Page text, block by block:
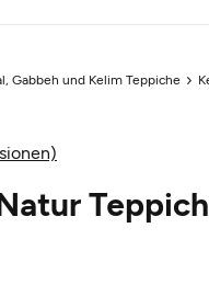
Gabbeh und Kelim Teppiche